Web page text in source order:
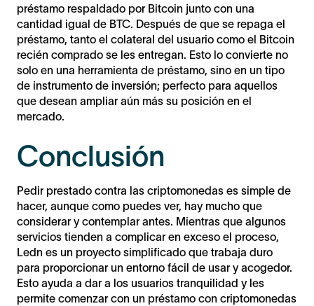
préstamo respaldado por Bitcoin junto con una
cantidad igual de BTC. Después de que se repaga el
préstamo, tanto el colateral del usuario como el Bitcoin
recién comprado se les entregan. Esto lo convierte no
solo en una herramienta de préstamo, sino en un tipo
de instrumento de inversión; perfecto para aquellos
que desean ampliar aún más su posición en el
mercado.
Conclusión
Pedir prestado contra las criptomonedas es simple de
hacer, aunque como puedes ver, hay mucho que
considerar y contemplar antes. Mientras que algunos
servicios tienden a complicar en exceso el proceso,
Ledn es un proyecto simplificado que trabaja duro
para proporcionar un entorno fácil de usar y acogedor.
Esto ayuda a dar a los usuarios tranquilidad y les
permite comenzar con un préstamo con criptomonedas